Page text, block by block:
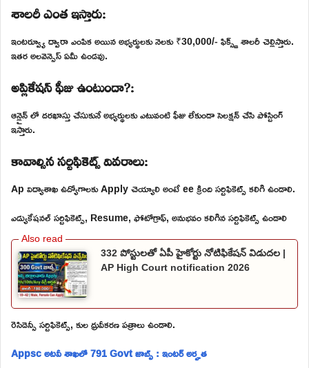
శాలరీ ఎంత ఇస్తారు:
ఇంటర్వ్యూ ద్వారా ఎంపిక అయిన అభ్యర్థులకు నెలకు ₹30,000/- ఫిక్స్డ్ శాలరీ చెల్లిస్తారు.
ఇతర అలవెన్సెస్ ఏమీ ఉండవు.
అప్లికేషన్ ఫీజు ఉంటుందా?:
ఆన్లైన్ లో దరఖాస్తు చేసుకునే అభ్యర్థులకు ఎటువంటి ఫీజు లేకుండా సెలక్షన్ చేసి పోస్టింగ్
ఇస్తారు.
కావాల్సిన సర్టిఫికెట్స్ వివరాలు:
Ap విద్యాశాఖ ఉద్యోగాలకు Apply చెయ్యాలి అంటే ee క్రింది సర్టిఫికెట్స్ కలిగి ఉండాలి.
ఎడ్యుకేషనల్ సర్టిఫికెట్స్, Resume, ఫోటోగ్రాఫ్, అనుభవం కలిగిన సర్టిఫికెట్స్ ఉండాలి
332 పోస్టులతో ఏపీ హైకోర్టు నోటిఫికేషన్ విడుదల |
AP High Court notification 2026
రెసిడెన్సీ సర్టిఫికెట్స్, కుల ధ్రువీకరణ పత్రాలు ఉండాలి.
Appsc అటవీ శాఖలో 791 Govt జాబ్స్ : ఇంటర్ అర్హత